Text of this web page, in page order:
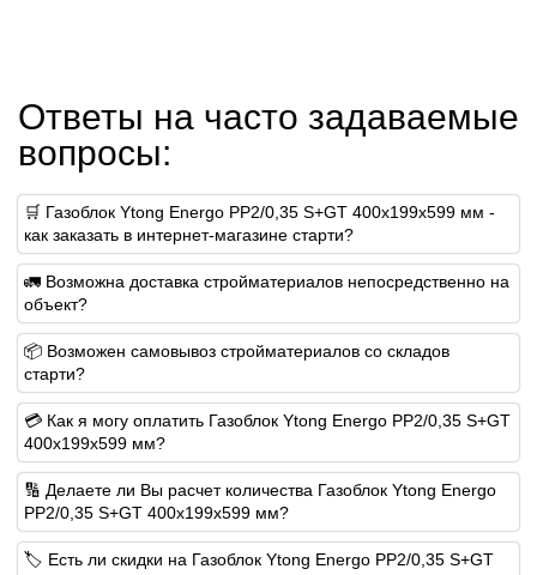
Ответы на часто задаваемые
вопросы:
🛒 Газоблок Ytong Energo PP2/0,35 S+GT 400х199х599 мм -
как заказать в интернет-магазине старти?
🚛 Возможна доставка стройматериалов непосредственно на
объект?
📦 Возможен самовывоз стройматериалов со складов
старти?
💳 Как я могу оплатить Газоблок Ytong Energo PP2/0,35 S+GT
400х199х599 мм?
🔢 Делаете ли Вы расчет количества Газоблок Ytong Energo
PP2/0,35 S+GT 400х199х599 мм?
🏷️ Есть ли скидки на Газоблок Ytong Energo PP2/0,35 S+GT